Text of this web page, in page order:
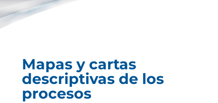
Mapas y cartas
descriptivas de los
procesos